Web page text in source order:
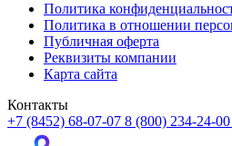
Политика
Политика в отношении
Публичная оферта
Реквизиты компании
Карта сайта
Контакты
+7 (8452) 68-07-07 8 (800) 234-24-00